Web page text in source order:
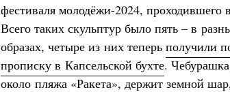
фестиваля молодёжи-2024, проходившего
Всего таких скульптур было пять – в
образах, четыре из них теперь получили
прописку в Капсельской бухте.
около пляжа «Ракета», держит земной